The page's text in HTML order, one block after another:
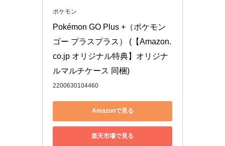
ポケモン
Pokémon GO Plus +（ポケモン
ゴー プラスプラス） (【Amazon.
co.jp オリジナル特典】オリジナ
ルマルチケース 同梱)
2200630104460
Amazonで見る
楽天市場で見る